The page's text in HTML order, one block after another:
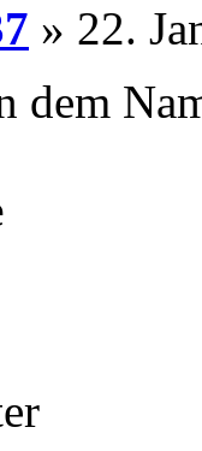
» 22.
dem